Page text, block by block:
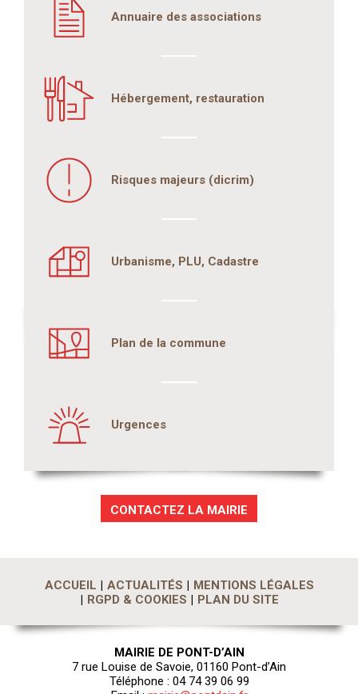
Annuaire des associations
Hébergement, restauration
Risques majeurs (dicrim)
Urbanisme, PLU, Cadastre
Plan de la commune
Urgences
CONTACTEZ LA MAIRIE
ACCUEIL ACTUALITÉS
MENTIONS LÉGALES
RGPD & COOKIES
PLAN DU SITE
MAIRIE DE PONT-D’AIN
7 rue Louise de Savoie, 01160 Pont-d’Ain
Téléphone : 04 74 39 06 99